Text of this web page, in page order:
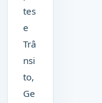
tes
e
Trâ
nsi
to,
Ge